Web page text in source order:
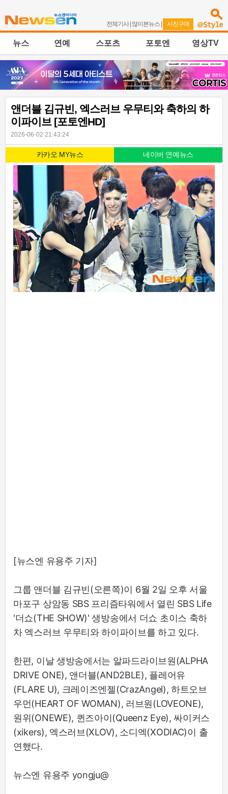
전체기사| 많이본뉴스 | 사진구매
뉴스 연예 스포츠 포토엔 영상TV
앤더블 김규빈, 엑스러브 우무티와 축하의 하
이파이브 [포토엔HD]
2026-06-02 21:43:24
카카오 MY뉴스 네이버 연예뉴스
[뉴스엔 유용주 기자]
그룹 앤더블 김규빈(오른쪽)이 6월 2일 오후 서울
마포구 상암동 SBS 프리즘타워에서 열린 SBS Life
'더쇼(THE SHOW)' 생방송에서 더쇼 초이스 축하
차 엑스러브 우무티와 하이파이브를 하고 있다.
한편, 이날 생방송에서는 알파드라이브원(ALPHA
DRIVE ONE), 앤더블(AND2BLE), 플레어유
(FLARE U), 크레이즈엔젤(CrazAngel), 하트오브
우먼(HEART OF WOMAN), 러브원(LOVEONE),
원위(ONEWE), 퀸즈아이(Queenz Eye), 싸이커스
(xikers), 엑스러브(XLOV), 소디엑(XODIAC)이 출
연했다.
뉴스엔 유용주 yongju@